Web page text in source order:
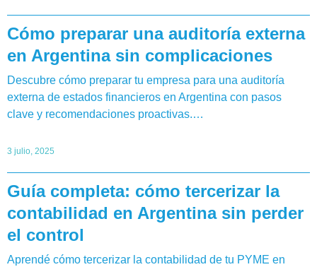
Cómo preparar una auditoría externa
en Argentina sin complicaciones
Descubre cómo preparar tu empresa para una auditoría
externa de estados financieros en Argentina con pasos
clave y recomendaciones proactivas.…
3 julio, 2025
Guía completa: cómo tercerizar la
contabilidad en Argentina sin perder
el control
Aprendé cómo tercerizar la contabilidad de tu PYME en